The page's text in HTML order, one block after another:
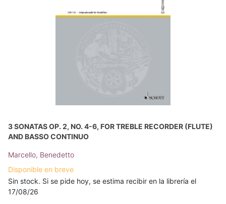
3 SONATAS OP. 2, NO. 4-6, FOR TREBLE RECORDER (FLUTE)
AND BASSO CONTINUO
Marcello, Benedetto
Disponible en breve
Sin stock. Si se pide hoy, se estima recibir en la librería el
17/08/26